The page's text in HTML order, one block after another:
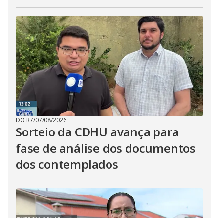
DO R7/07/08/2026
Sorteio da CDHU avança para
fase de análise dos documentos
dos contemplados